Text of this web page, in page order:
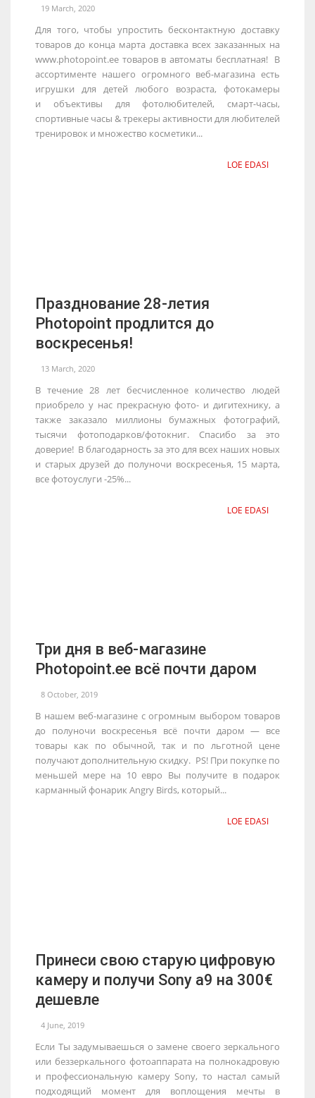
19 March, 2020
Для того, чтобы упростить бесконтактную доставку
товаров до конца марта доставка всех заказанных на
www.photopoint.ee товаров в автоматы бесплатная! В
ассортименте нашего огромного веб-магазина есть
игрушки для детей любого возраста, фотокамеры
и объективы для фотолюбителей, смарт-часы,
спортивные часы & трекеры активности для любителей
тренировок и множество косметики...
LOE EDASI
Празднование 28-летия
Photopoint продлится до
воскресенья!
13 March, 2020
В течение 28 лет бесчисленное количество людей
приобрело у нас прекрасную фото- и дигитехнику, а
также заказало миллионы бумажных фотографий,
тысячи фотоподарков/фотокниг. Спасибо за это
доверие! В благодарность за это для всех наших новых
и старых друзей до полуночи воскресенья, 15 марта,
все фотоуслуги -25%...
LOE EDASI
Три дня в веб-магазине
Photopoint.ee всё почти даром
8 October, 2019
В нашем веб-магазине с огромным выбором товаров
до полуночи воскресенья всё почти даром — все
товары как по обычной, так и по льготной цене
получают дополнительную скидку. PS! При покупке по
меньшей мере на 10 евро Вы получите в подарок
карманный фонарик Angry Birds, который...
LOE EDASI
Принеси свою старую цифровую
камеру и получи Sony a9 на 300€
дешевле
4 June, 2019
Если Ты задумываешься о замене своего зеркального
или беззеркального фотоаппарата на полнокадровую
и профессиональную камеру Sony, то настал самый
подходящий момент для воплощения мечты в